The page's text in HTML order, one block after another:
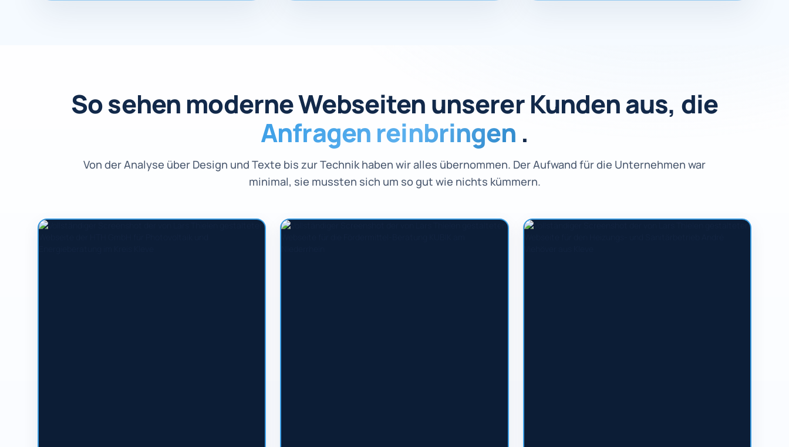
So sehen moderne Webseiten unserer Kunden aus, die
Anfragen reinbringen .
Von der Analyse über Design und Texte bis zur Technik haben wir alles übernommen. Der Aufwand für die Unternehmen war
minimal, sie mussten sich um so gut wie nichts kümmern.